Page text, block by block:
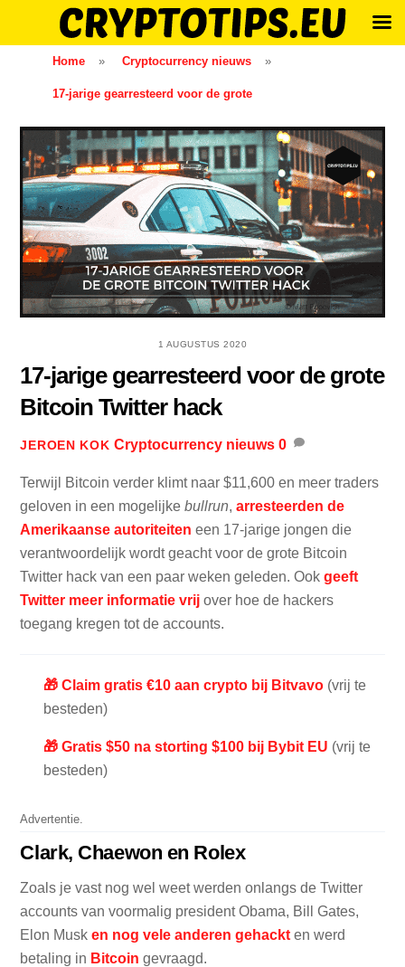
Home » Cryptocurrency nieuws »
17-jarige gearresteerd voor de grote
1 AUGUSTUS 2020
17-jarige gearresteerd voor de grote
Bitcoin Twitter hack
JEROEN KOK Cryptocurrency nieuws 0
Terwijl Bitcoin verder klimt naar $11,600 en meer traders
geloven in een mogelijkebullrun,arresteerden de
Amerikaanse autoriteiten een 17-jarige jongen die
verantwoordelijk wordt geacht voor de grote Bitcoin
Twitter hack van een paar weken geleden. Ookgeeft
Twitter meer informatie vrij over hoe de hackers
toegang kregen tot de accounts.
🎁 Claim gratis €10 aan crypto bij Bitvavo (vrij te
besteden)
🎁 Gratis $50 na storting $100 bij Bybit EU (vrij te
besteden)
Advertentie.
Clark, Chaewon en Rolex
Zoals je vast nog wel weet werden onlangs de Twitter
accounts van voormalig president Obama, Bill Gates,
Elon Musken nog vele anderen gehackt en werd
betaling in Bitcoin gevraagd.